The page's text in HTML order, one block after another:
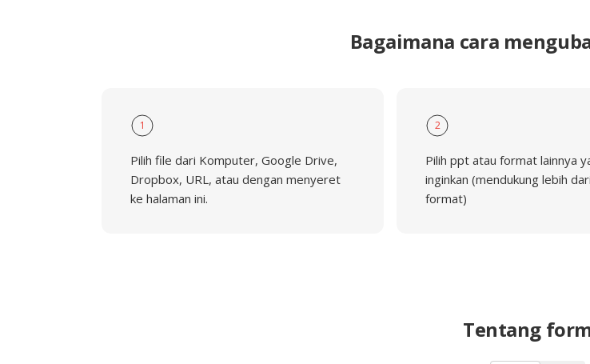
Bagaimana cara
1
Pilih file dari Komputer, Google Drive,
Dropbox, URL, atau dengan menyeret
ke halaman ini.
2
Pilih ppt atau format lainnya
inginkan (mendukung lebih
format)
Tentang